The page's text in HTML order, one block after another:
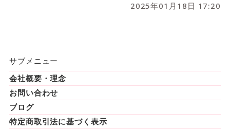
2025年01月18日 17:20
サブメニュー
会社概要・理念
お問い合わせ
ブログ
特定商取引法に基づく表示